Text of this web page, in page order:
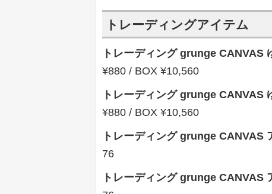
トレーディングアイテム
トレーディング grunge CANVAS
¥880 / BOX ¥10,560
トレーディング grunge CANVAS
¥880 / BOX ¥10,560
トレーディング grunge CANVAS
76
トレーディング grunge CANVAS